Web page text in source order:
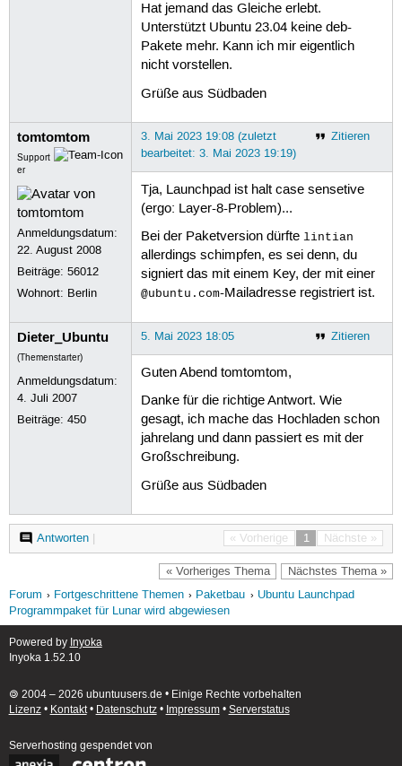
Hat jemand das Gleiche erlebt.
Unterstützt Ubuntu 23.04 keine deb-
Pakete mehr. Kann ich mir eigentlich
nicht vorstellen.
Grüße aus Südbaden
tomtomtom
Support
er
Anmeldungsdatum:
22. August 2008
Beiträge:56012
Wohnort: Berlin
Zitieren
3. Mai 2023 19:08 (zuletzt
bearbeitet: 3. Mai 2023 19:19)
Tja, Launchpad ist halt case sensetive
(ergo: Layer-8-Problem)...
Bei der Paketversion dürfte lintian
allerdings schimpfen, es sei denn, du
signiert das mit einem Key, der mit einer
@ubuntu.com-Mailadresse registriert ist.
Dieter_Ubuntu
(Themenstarter)
Anmeldungsdatum:
4. Juli 2007
Beiträge:450
Zitieren
5. Mai 2023 18:05
Guten Abend tomtomtom,
Danke für die richtige Antwort. Wie
gesagt, ich mache das Hochladen schon
jahrelang und dann passiert es mit der
Großschreibung.
Grüße aus Südbaden
« Vorherige 1 Nächste »
Antworten|
« Vorheriges Thema Nächstes Thema »
Forum Fortgeschrittene Themen Paketbau
Ubuntu Launchpad
Programmpaket für Lunar wird abgewiesen
Powered by Inyoka
Inyoka 1.52.10
🄯 2004 – 2026 ubuntuusers.de • Einige Rechte vorbehalten
Lizenz• Kontakt• Datenschutz• Impressum• Serverstatus
Serverhosting gespendet von